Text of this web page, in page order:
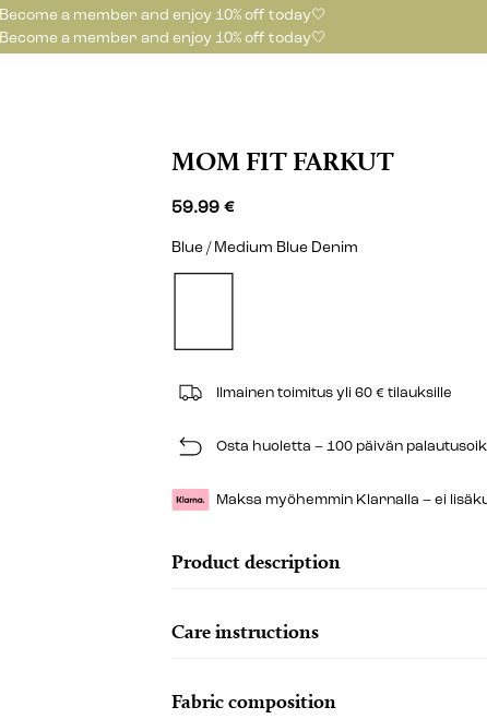
Become a member and enjoy 10% off today🤍
Become a member and enjoy 10% off today🤍
MOM FIT FARKUT
59.99 €
Blue / Medium Blue Denim
Ilmainen toimitus yli 60 € tilauksille
Osta huoletta – 100 päivän
Maksa myöhemmin Klarnalla – ei
Product description
Care instructions
Fabric composition